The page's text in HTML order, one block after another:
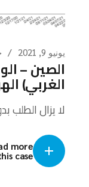
يونيو 9, 2021
الصين –
الغربي)
لا يزال
more
case